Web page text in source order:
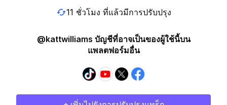
11 ชั่วโมง ที่แล้วมีการปรับปรุง
@kattwilliams บัญชีที่อาจเป็นของผู้ใช้นี้บน
แพลตฟอร์มอื่น